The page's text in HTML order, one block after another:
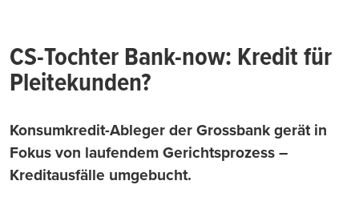
CS-Tochter Bank-now: Kredit für
Pleitekunden?
Konsumkredit-Ableger der Grossbank gerät in
Fokus von laufendem Gerichtsprozess –
Kreditausfälle umgebucht.